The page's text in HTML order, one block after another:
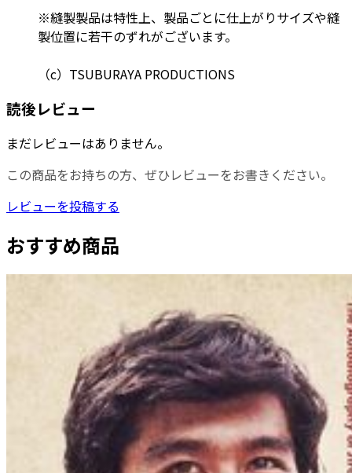
※縫製製品は特性上、製品ごとに仕上がりサイズや縫
製位置に若干のずれがございます。
（c）TSUBURAYA PRODUCTIONS
読後レビュー
まだレビューはありません。
この商品をお持ちの方、ぜひレビューをお書きください。
レビューを投稿する
おすすめ商品